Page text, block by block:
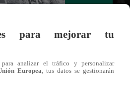
ferretero dentro de
Lurigancho
para mejorar tu
analizar el tráfico y personalizar
Europea , tus datos se gestionarán